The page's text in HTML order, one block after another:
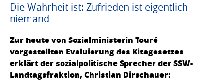
Die Wahrheit ist: Zufrieden ist eigentlich
niemand
Zur heute von Sozialministerin Touré
vorgestellten Evaluierung des Kitagesetzes
erklärt der sozialpolitische Sprecher der SSW-
Landtagsfraktion, Christian Dirschauer: